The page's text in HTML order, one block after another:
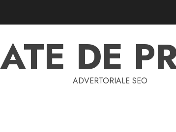
DE
ADVERTORIALE SEO